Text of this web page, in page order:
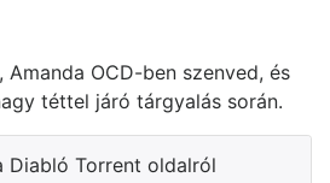
OCD-ben szenved, és
téttel járó tárgyalás során.
Diabló Torrent oldalról